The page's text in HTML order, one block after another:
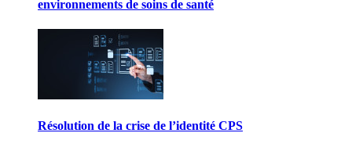
environnements de soins de santé
Résolution de la crise de l’identité CPS